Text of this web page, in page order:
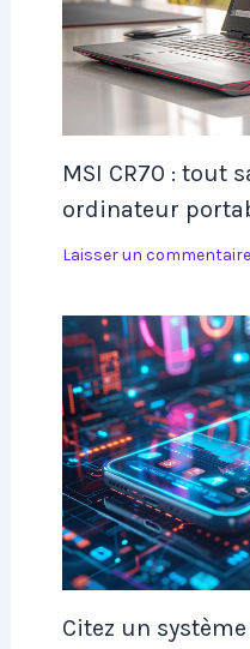
MSI CR70 : tout
ordinateur
Laisser un commentaire
Citez un